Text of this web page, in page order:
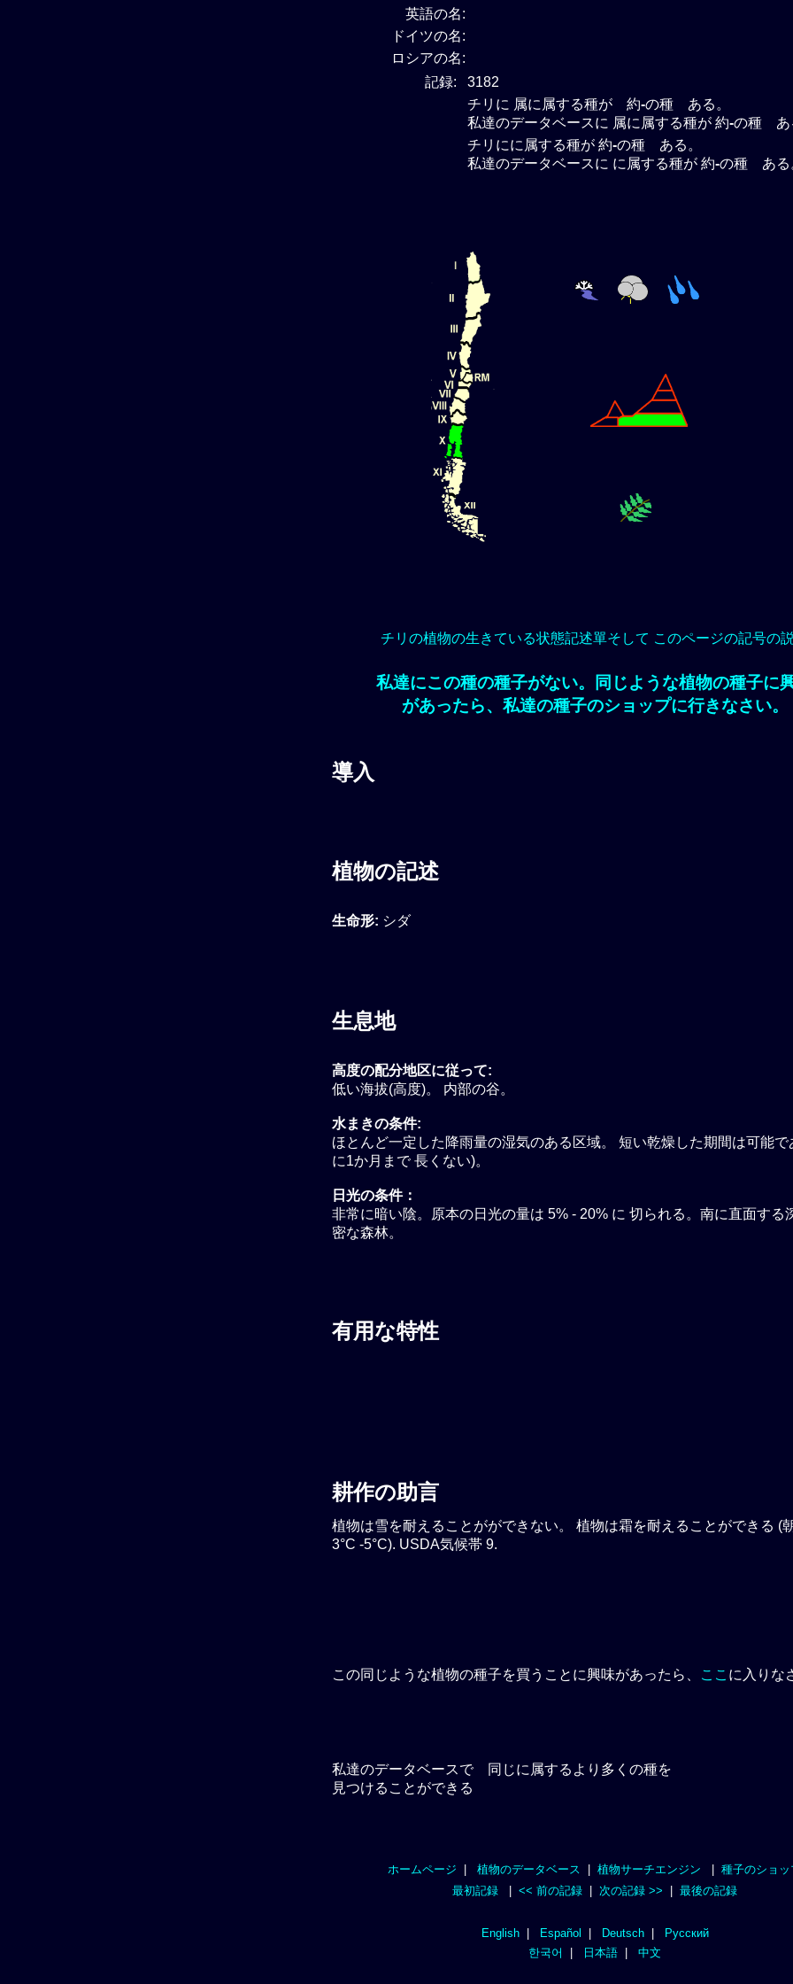
英語の名:
ドイツの名:
ロシアの名:
記録:
3182
チリに 属に属する種が 約-の種 ある。
私達のデータベースに 属に属する種が 約-の種 あ
チリにに属する種が 約-の種 ある。
私達のデータベースに に属する種が 約-の種 ある
チリの植物の生きている状態記述單そして このページの記号の
私達にこの種の種子がない。同じような植物の種子に
があったら、私達の種子のショップに行きなさい。
導入
植物の記述
生命形: シダ
生息地
高度の配分地区に従って:
低い海拔(高度)。 内部の谷。
水まきの条件:
ほとんど一定した降雨量の湿気のある区域。 短い乾燥した期間は可能で
に1か月まで 長くない)。
日光の条件：
非常に暗い陰。原本の日光の量は 5% - 20% に 切られる。南に直面する
密な森林。
有用な特性
耕作の助言
植物は雪を耐えることがができない。 植物は霜を耐えることができる (
3°C -5°C). USDA気候帯 9.
この同じような植物の種子を買うことに興味があったら、 ここ に入りな
私達のデータベースで 同じに属するより多くの種を
見つけることができる
ホームページ 植物のデータベース 植物サーチエンジン
種子のショッ
最初記録
<< 前の記録 次の記録 >> 最後の記録
English| Español Deutsch|
Русский
한국어
日本語 中文